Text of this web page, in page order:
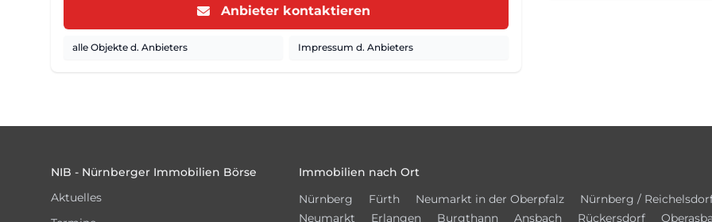
Anbieter kontaktieren
alle Objekte d. Anbieters Impressum d. Anbieters
NIB - Nürnberger Immobilien Börse
Aktuelles
Immobilien nach Ort
Nürnberg
Fürth Neumarkt in der Oberpfalz
Nürnberg /
Neumarkt
Erlangen Burgthann Ansbach Rückersdorf